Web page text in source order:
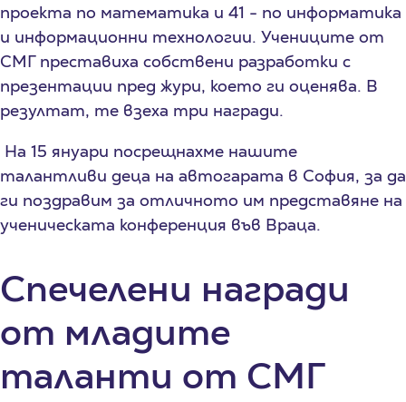
проекта по математика и 41 - по информатика
и информационни технологии. Учениците от
СМГ преставиха собствени разработки с
презентации пред жури, което ги оценява. В
резултат, те взеха три награди.
На 15 януари посрещнахме нашите
талантливи деца на автогарата в София, за да
ги поздравим за отличното им представяне на
ученическата конференция във Враца.
Спечелени награди
от младите
таланти от СМГ